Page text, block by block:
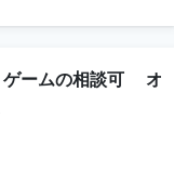
ゲームの相談可
オ